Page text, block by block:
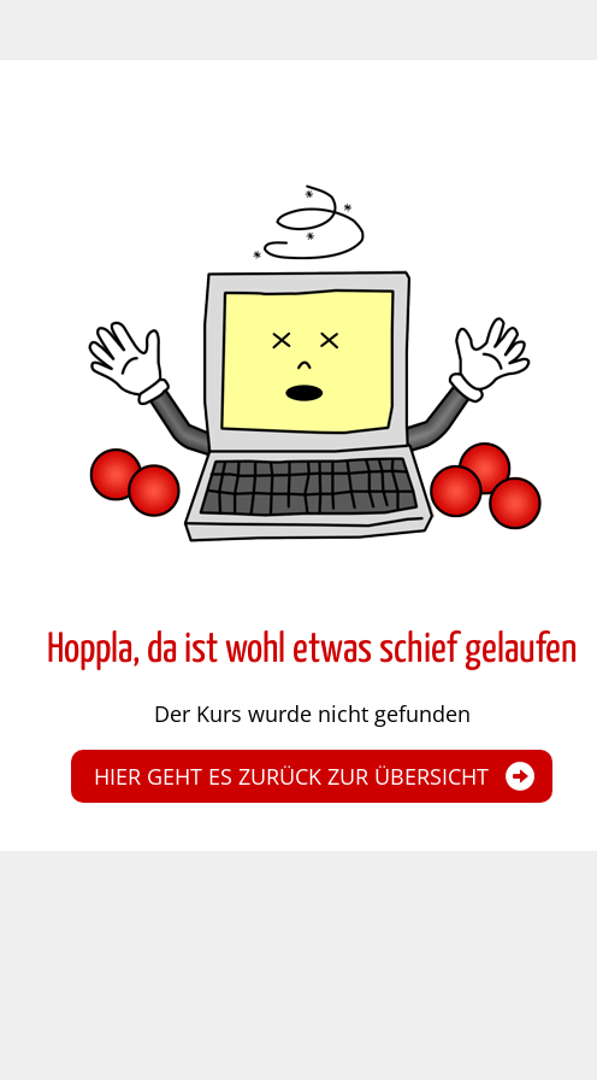
Hoppla, da ist wohl etwas schief gelaufen
Der Kurs wurde nicht gefunden
HIER GEHT ES ZURÜCK ZUR ÜBERSICHT